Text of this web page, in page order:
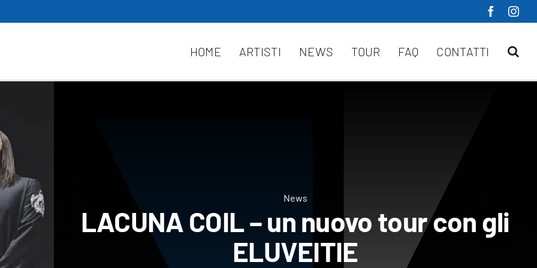
HOME ARTISTI NEWS TOUR FAQ CONTATTI
News
LACUNA COIL – un nuovo tour con gli
ELUVEITIE